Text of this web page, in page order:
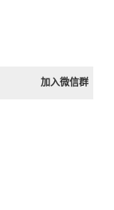
加入微信群